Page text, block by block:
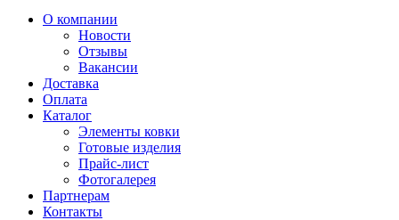
О компании
Новости
Отзывы
Вакансии
Доставка
Оплата
Каталог
Элементы ковки
Готовые изделия
Прайс-лист
Фотогалерея
Партнерам
Контакты